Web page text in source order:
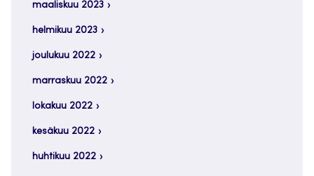
maaliskuu 2023
helmikuu 2023
joulukuu 2022
marraskuu 2022
lokakuu 2022
kesäkuu 2022
huhtikuu 2022